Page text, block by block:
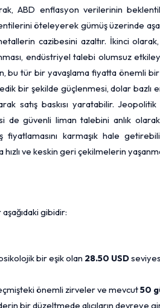
ABD enflasyon verilerinin
öteleyerek gümüş üzerinde
cazibesini azaltır. İkinci
endüstriyel talebi olumsuz
bu tür bir yavaşlama fiyatta önemli
bir şekilde güçlenmesi, dolar bazlı
satış baskısı yaratabilir.
de güvenli liman talebini anlık
fiyatlamasını karmaşık hale
ve keskin geri çekilmelerin
gibidir:
bir eşik olan 28.50 USD
önemli zirveler ve mevcut50
bir düzeltmede alıcıların devreye